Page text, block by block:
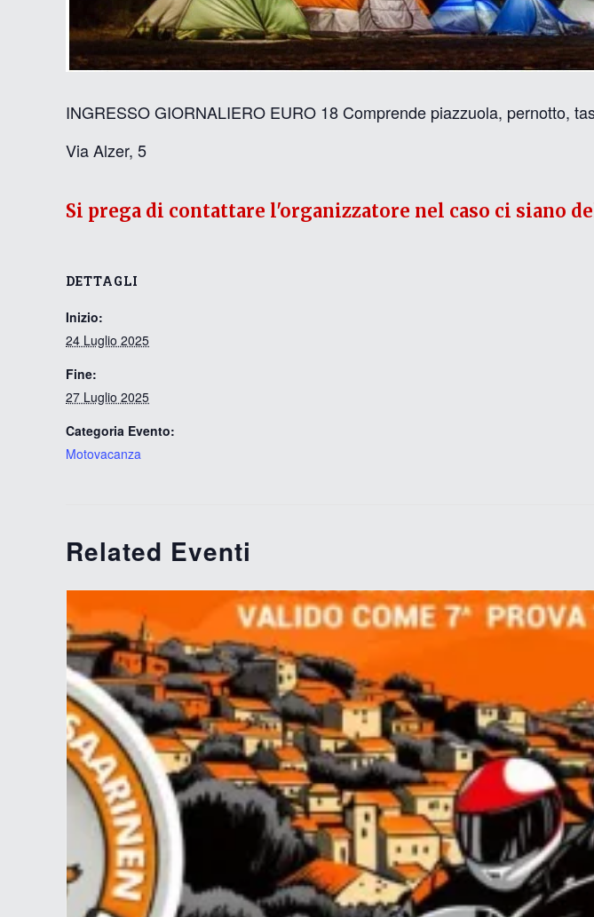
INGRESSO GIORNALIERO EURO 18 Comprende piazzuola, pernotto,
Via Alzer, 5
DETTAGLI
Inizio:
24 Luglio 2025
Fine:
27 Luglio 2025
Categoria Evento:
Motovacanza
Related Eventi
Si prega di contattare l'organizzatore nel caso ci siano